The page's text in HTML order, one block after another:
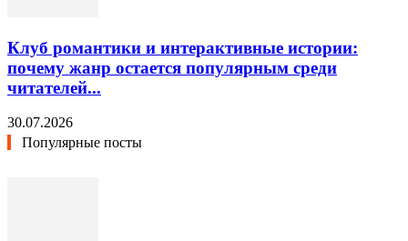
Клуб романтики и интерактивные истории:
почему жанр остается популярным среди
читателей...
30.07.2026
Популярные посты